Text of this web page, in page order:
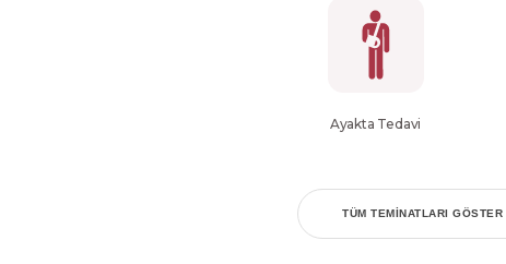
Ayakta Tedavi
TÜM TEMINATLARI GÖSTER